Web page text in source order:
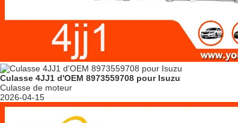
Culasse 4JJ1 d'OEM 8973559708 pour Isuzu
Culasse de moteur
2026-04-15